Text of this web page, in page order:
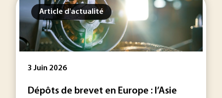
Article d'actualité
3 Juin 2026
Dépôts de brevet en Europe : l’Asie